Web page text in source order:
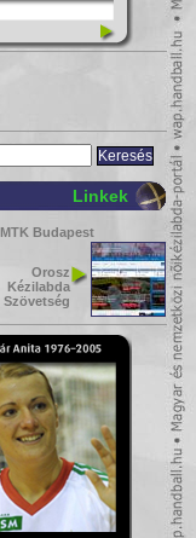
Linkek
MTK Budapest
Orosz
Kézilabda
Szövetség